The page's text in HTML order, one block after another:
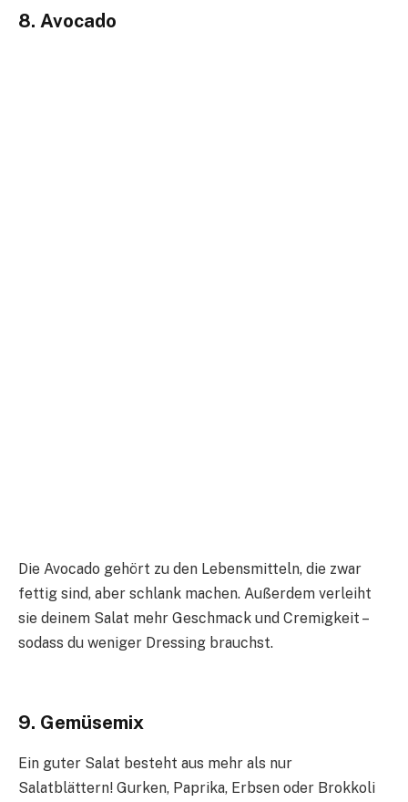
8. Avocado
Die Avocado gehört zu den Lebensmitteln, die zwar
fettig sind, aber schlank machen. Außerdem verleiht
sie deinem Salat mehr Geschmack und Cremigkeit –
sodass du weniger Dressing brauchst.
9. Gemüsemix
Ein guter Salat besteht aus mehr als nur
Salatblättern! Gurken, Paprika, Erbsen oder Brokkoli